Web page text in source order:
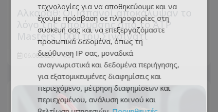
Αλκαράθ: Οι Ισπανοί αποκάλυψαν το
λόγο της απόσυρσης από το ATP
Masters 1000 του Σινσινάτι
06.08.2026 - 14:07
τεχνολογίες για να αποθηκεύουμε και να
έχουμε πρόσβαση σε πληροφορίες στη
συσκευή σας και να επεξεργαζόμαστε
προσωπικά δεδομένα, όπως τη
διεύθυνση IP σας, μοναδικά
αναγνωριστικά και δεδομένα περιήγησης,
για εξατομικευμένες διαφημίσεις και
περιεχόμενο, μέτρηση διαφημίσεων και
περιεχομένου, ανάλυση κοινού και